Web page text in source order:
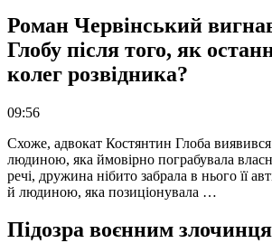
Роман Червінський
Глобу після того, як
колег розвідника?
09:56
Схоже, адвокат Костянтин Глоба виявився
людиною, яка ймовірно пограбувала
речі, дружина нібито забрала в нього її
й людиною, яка позиціонувала …
Підозра воєнним